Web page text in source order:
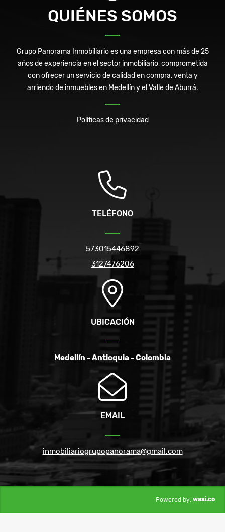
QUIÉNES SOMOS
Grupo Panorama Inmobiliario es una empresa con más de 25
años de experiencia en el sector inmobiliario, comprometida
con ofrecer un servicio de calidad en compra, venta y
arriendo de inmuebles en Medellín y el Valle de Aburrá.
Políticas de privacidad
TELÉFONO
573015446892
3127476206
UBICACIÓN
Medellín - Antioquia - Colombia
EMAIL
inmobiliariogrupopanorama@gmail.com
Powered by: wasi.co